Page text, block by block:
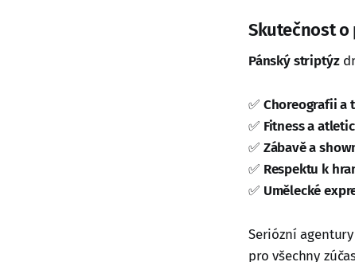
Skutečnost
Pánský striptýz
✅ Choreografii a
✅ Fitness a
✅ Zábavě a
✅ Respektu k
✅ Umělecké
Seriózní
pro všechny